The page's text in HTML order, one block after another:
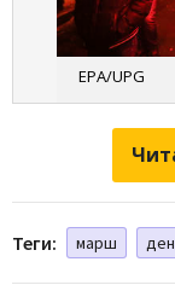
EPA/UPG
Теги: марш